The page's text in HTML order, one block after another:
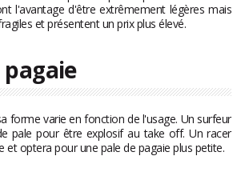
l'avantage d'être extrêmement légères mais
et présentent un prix plus élevé.
pagaie
forme varie en fonction de l'usage. Un surfeur
pale pour être explosif au take off. Un racer
et optera pour une pale de pagaie plus petite.